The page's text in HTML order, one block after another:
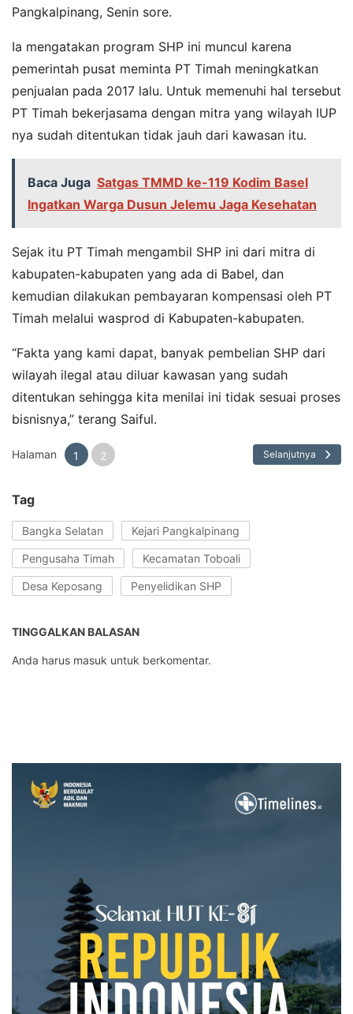
Pangkalpinang, Senin sore.
Ia mengatakan program SHP ini muncul karena
pemerintah pusat meminta PT Timah meningkatkan
penjualan pada 2017 lalu. Untuk memenuhi hal tersebut
PT Timah bekerjasama dengan mitra yang wilayah IUP
nya sudah ditentukan tidak jauh dari kawasan itu.
Baca Juga Satgas TMMD ke-119 Kodim Basel
Ingatkan Warga Dusun Jelemu Jaga Kesehatan
Sejak itu PT Timah mengambil SHP ini dari mitra di
kabupaten-kabupaten yang ada di Babel, dan
kemudian dilakukan pembayaran kompensasi oleh PT
Timah melalui wasprod di Kabupaten-kabupaten.
“Fakta yang kami dapat, banyak pembelian SHP dari
wilayah ilegal atau diluar kawasan yang sudah
ditentukan sehingga kita menilai ini tidak sesuai proses
bisnisnya,” terang Saiful.
Halaman 1 2 Selanjutnya
Tag
Bangka Selatan Kejari Pangkalpinang
Pengusaha Timah Kecamatan Toboali
Desa Keposang Penyelidikan SHP
TINGGALKAN BALASAN
Anda harus masuk untuk berkomentar.